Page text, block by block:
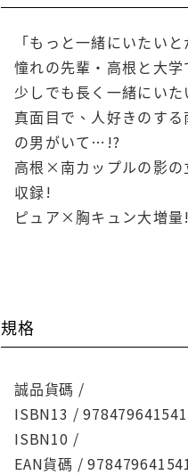
「もっと一緒にいたい
憧れの先輩・高根と大
少しでも長く一緒にい
真面目で、人好きのす
の男がいて…!?
高根×南カップルの影の
収録!
ピュア×胸キュン大増
規格
誠品貨碼 /
ISBN13 /
ISBN10 /
EAN貨碼 /